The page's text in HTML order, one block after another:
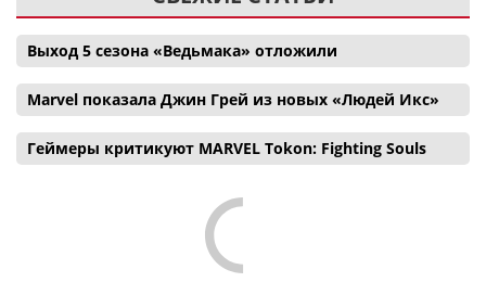
Выход 5 сезона «Ведьмака» отложили
Marvel показала Джин Грей из новых «Людей Икс»
Геймеры критикуют MARVEL Tokon: Fighting Souls